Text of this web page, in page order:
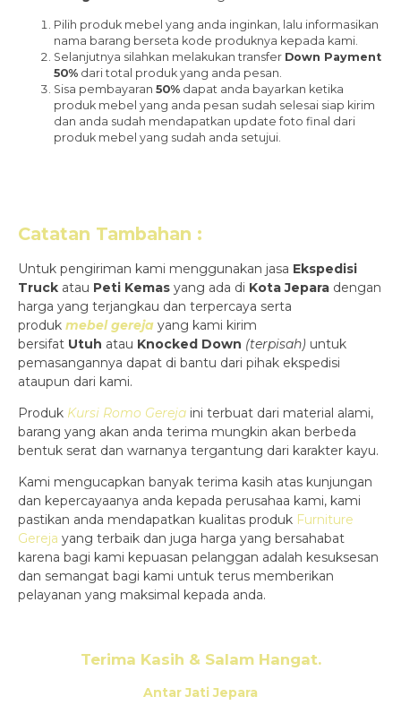
Pilih produk mebel yang anda inginkan, lalu informasikan
nama barang berseta kode produknya kepada kami.
Selanjutnya silahkan melakukan transfer Down Payment
50% dari total produk yang anda pesan.
Sisa pembayaran 50% dapat anda bayarkan ketika
produk mebel yang anda pesan sudah selesai siap kirim
dan anda sudah mendapatkan update foto final dari
produk mebel yang sudah anda setujui.
Catatan Tambahan :
Untuk pengiriman kami menggunakan jasa Ekspedisi
Truck atau Peti Kemas yang ada di Kota Jepara dengan
harga yang terjangkau dan terpercaya serta
produk mebel gereja yang kami kirim
bersifat Utuh atau Knocked Down (terpisah) untuk
pemasangannya dapat di bantu dari pihak ekspedisi
ataupun dari kami.
Produk Kursi Romo Gereja ini terbuat dari material alami,
barang yang akan anda terima mungkin akan berbeda
bentuk serat dan warnanya tergantung dari karakter kayu.
Kami mengucapkan banyak terima kasih atas kunjungan
dan kepercayaanya anda kepada perusahaa kami, kami
pastikan anda mendapatkan kualitas produk Furniture
Gereja yang terbaik dan juga harga yang bersahabat
karena bagi kami kepuasan pelanggan adalah kesuksesan
dan semangat bagi kami untuk terus memberikan
pelayanan yang maksimal kepada anda.
Terima Kasih & Salam Hangat.
Antar Jati Jepara